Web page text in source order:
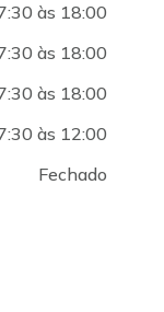
às 18:00
às 18:00
às 18:00
às 12:00
Fechado